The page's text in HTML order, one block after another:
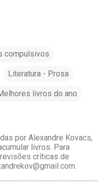
compulsivos
Literatura - Prosa
livros do ano
por Alexandre Kovacs,
livros. Para
críticas de